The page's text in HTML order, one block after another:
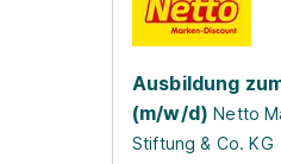
Ausbildung
(m/w/d) Netto
Stiftung & Co. KG